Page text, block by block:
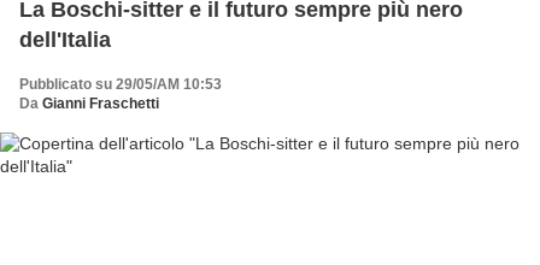
La Boschi-sitter e il futuro sempre più nero
dell'Italia
Pubblicato su 29/05/AM 10:53
Da Gianni Fraschetti